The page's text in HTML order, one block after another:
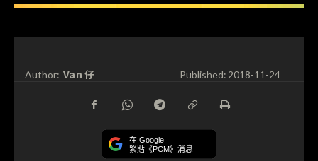
Author: Van 仔 Published:2018-11-24
在 Google
緊貼《PCM》消息